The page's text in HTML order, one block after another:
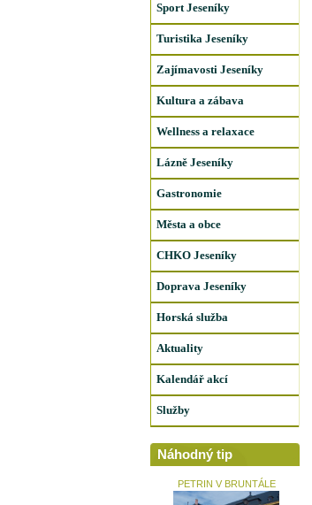
Sport Jeseníky
Turistika Jeseníky
Zajímavosti Jeseníky
Kultura a zábava
Wellness a relaxace
Lázně Jeseníky
Gastronomie
Města a obce
CHKO Jeseníky
Doprava Jeseníky
Horská služba
Aktuality
Kalendář akcí
Služby
Náhodný tip
PETRIN V BRUNTÁLE